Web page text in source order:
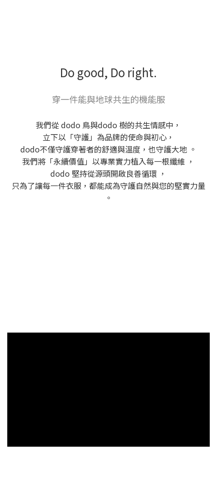
Do good, Do right.
穿一件能與地球共生的機能服
我們從 dodo 鳥與dodo 樹的共生情感中，
立下以「守護」為品牌的使命與初心，
dodo不僅守護穿著者的舒適與溫度，也守護大地 。
我們將「永續價值」以專業實力植入每一根纖維 ，
dodo 堅持從源頭開啟良善循環 ，
只為了讓每一件衣服，都能成為守護自然與您的堅實力量
。